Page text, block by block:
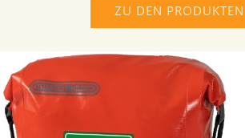
ZU DEN PRODUKTEN